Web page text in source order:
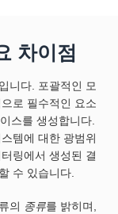
차이점
니다. 포괄적인 모
로 필수적인 요소
스를 생성합니다.
템에 대한 광범위
링에서 생성된 결
수 있습니다.
의 종류를 밝히며,